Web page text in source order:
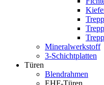
Mineralwerkstoff
3-Schichtplatten
Türen
Blendrahmen